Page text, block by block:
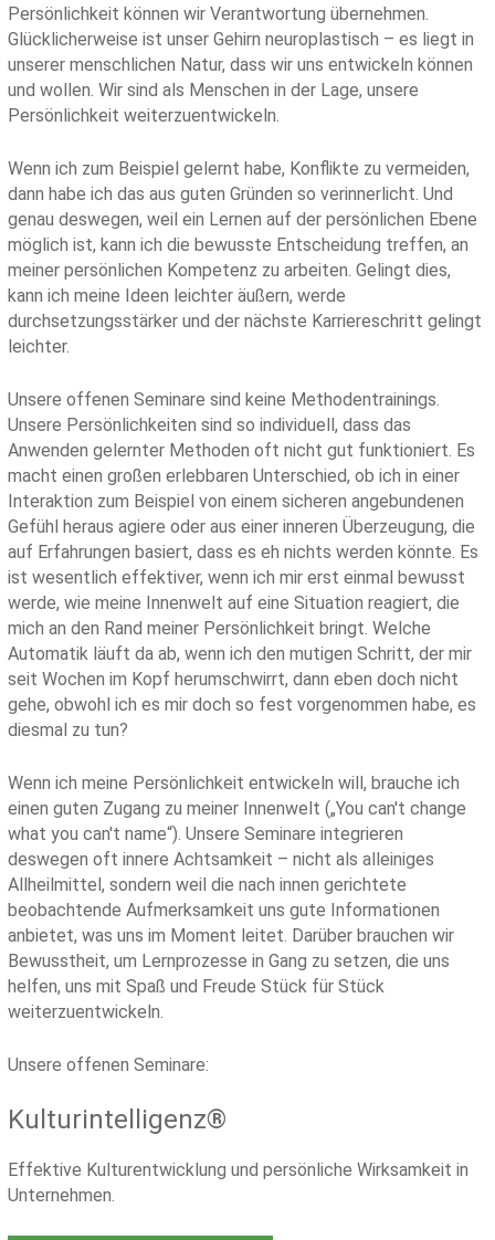
Persönlichkeit können wir Verantwortung übernehmen.
Glücklicherweise ist unser Gehirn neuroplastisch – es liegt in
unserer menschlichen Natur, dass wir uns entwickeln können
und wollen. Wir sind als Menschen in der Lage, unsere
Persönlichkeit weiterzuentwickeln.
Wenn ich zum Beispiel gelernt habe, Konflikte zu vermeiden,
dann habe ich das aus guten Gründen so verinnerlicht. Und
genau deswegen, weil ein Lernen auf der persönlichen Ebene
möglich ist, kann ich die bewusste Entscheidung treffen, an
meiner persönlichen Kompetenz zu arbeiten. Gelingt dies,
kann ich meine Ideen leichter äußern, werde
durchsetzungsstärker und der nächste Karriereschritt gelingt
leichter.
Unsere offenen Seminare sind keine Methodentrainings.
Unsere Persönlichkeiten sind so individuell, dass das
Anwenden gelernter Methoden oft nicht gut funktioniert. Es
macht einen großen erlebbaren Unterschied, ob ich in einer
Interaktion zum Beispiel von einem sicheren angebundenen
Gefühl heraus agiere oder aus einer inneren Überzeugung, die
auf Erfahrungen basiert, dass es eh nichts werden könnte. Es
ist wesentlich effektiver, wenn ich mir erst einmal bewusst
werde, wie meine Innenwelt auf eine Situation reagiert, die
mich an den Rand meiner Persönlichkeit bringt. Welche
Automatik läuft da ab, wenn ich den mutigen Schritt, der mir
seit Wochen im Kopf herumschwirrt, dann eben doch nicht
gehe, obwohl ich es mir doch so fest vorgenommen habe, es
diesmal zu tun?
Wenn ich meine Persönlichkeit entwickeln will, brauche ich
einen guten Zugang zu meiner Innenwelt („You can't change
what you can't name“). Unsere Seminare integrieren
deswegen oft innere Achtsamkeit – nicht als alleiniges
Allheilmittel, sondern weil die nach innen gerichtete
beobachtende Aufmerksamkeit uns gute Informationen
anbietet, was uns im Moment leitet. Darüber brauchen wir
Bewusstheit, um Lernprozesse in Gang zu setzen, die uns
helfen, uns mit Spaß und Freude Stück für Stück
weiterzuentwickeln.
Unsere offenen Seminare:
Kulturintelligenz®
Effektive Kulturentwicklung und persönliche Wirksamkeit in
Unternehmen.